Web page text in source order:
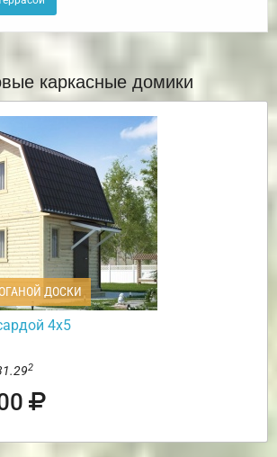
каркасные домики
ДОСКИ
4х5
2